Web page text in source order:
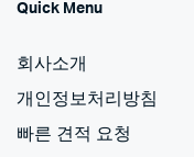
Quick Menu
회사소개
개인정보처리방침
빠른 견적 요청